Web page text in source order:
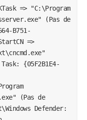
=> "C:\Program
(Pas de
B751-
=>
{05F2B1E4-
(Pas de
Defender: